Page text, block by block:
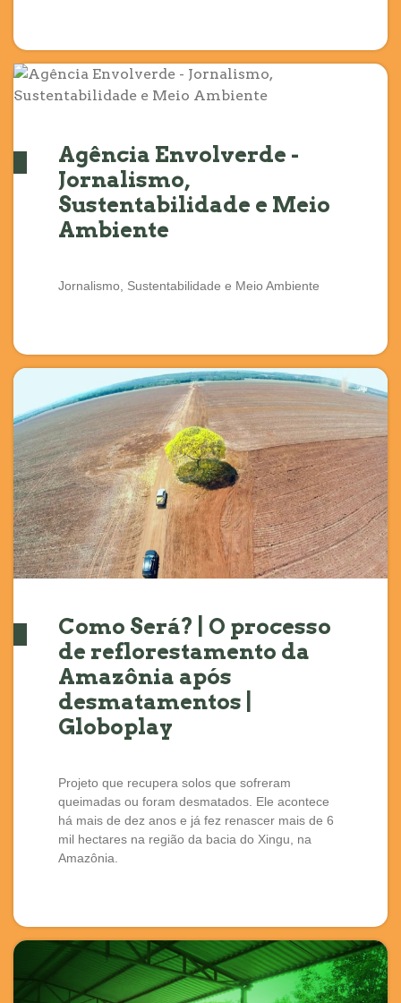
Agência Envolverde -
Jornalismo,
Sustentabilidade e Meio
Ambiente
Jornalismo, Sustentabilidade e Meio Ambiente
Como Será? | O processo
de reflorestamento da
Amazônia após
desmatamentos |
Globoplay
Projeto que recupera solos que sofreram
queimadas ou foram desmatados. Ele acontece
há mais de dez anos e já fez renascer mais de 6
mil hectares na região da bacia do Xingu, na
Amazônia.